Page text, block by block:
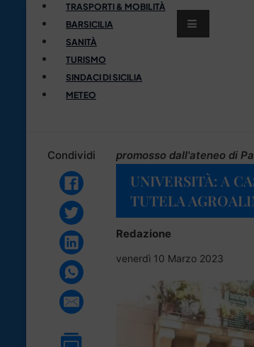
TRASPORTI & MOBILITÀ
BARSICILIA
SANITÀ
TURISMO
SINDACI DI SICILIA
METEO
Condividi promosso dall'ateneo di
UNIVERSITÀ: A
TUTELA
Redazione
venerdì 10 Marzo 2023